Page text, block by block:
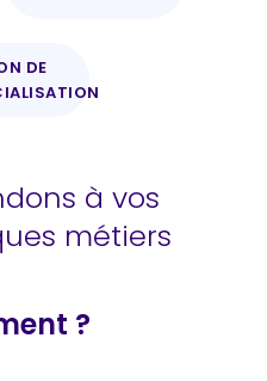
DE
à vos
métiers
?